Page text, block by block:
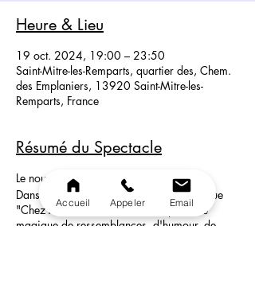
Heure & Lieu
19 oct. 2024, 19:00 – 23:50
Saint-Mitre-les-Remparts, quartier des, Chem.
des Emplaniers, 13920 Saint-Mitre-les-
Remparts, France
Résumé du Spectacle
Le nouveau Spectacle Du Coq à l’Âme!
Dans la pure tradition des cabarets tels que
"Chez Michou", découvrez un spectacle
magique de ressemblances, d'humour, de
Accueil Appeler Email